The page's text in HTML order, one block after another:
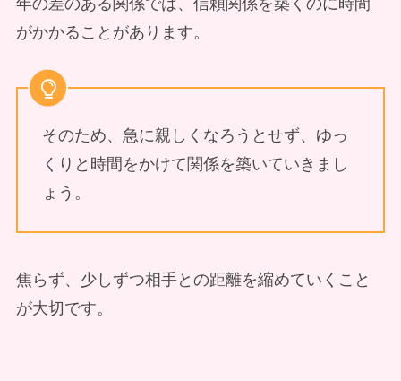
年の差のある関係では、信頼関係を築くのに時間
がかかることがあります。
そのため、急に親しくなろうとせず、ゆっ
くりと時間をかけて関係を築いていきまし
ょう。
焦らず、少しずつ相手との距離を縮めていくこと
が大切です。